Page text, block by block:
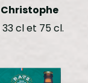
cl et 75 cl.